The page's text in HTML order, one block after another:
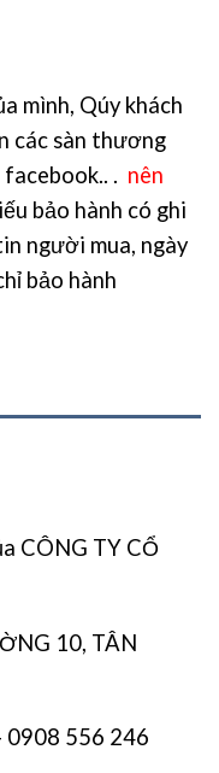
mình, Qúy khách
các sàn thương
. nên
bảo hành có ghi
người mua, ngày
bảo hành
CÔNG TY CỔ
10, TÂN
0908 556 246